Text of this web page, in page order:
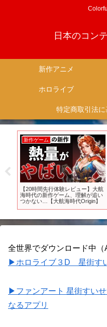
日本のコン
新作アニメ
ホロライブ
新作ゲーム
【20時間先行体験レビュー】大航
海時代の新作ゲーム、理解が追い
つかない…【大航海時代Origin】
全世界でダウンロード中（
▶ホロライブ３D 星街す
▶ファンアート 星街すい
なるアプリ